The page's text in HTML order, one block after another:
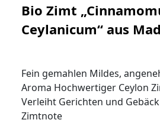
Bio Zimt
Ceylanicum“ aus
Fein gemahlen Mildes,
Aroma Hochwertiger Ceylon
Verleiht Gerichten und
Zimtnote